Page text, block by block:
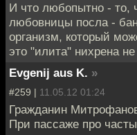
И что любопытно - то,
любовницы посла -
организм, который
это "илита" нихрена
Evgenij aus K. »
#259 | 11.05.12 01:24
Гражданин
При пассаже про